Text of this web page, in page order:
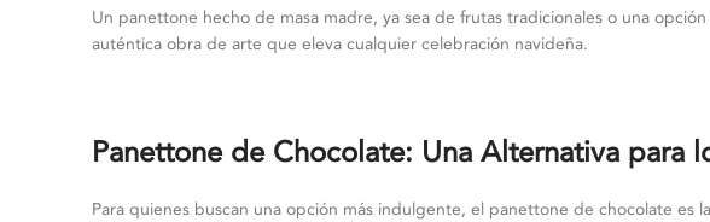
Un panettone hecho de masa madre, ya sea de frutas tradicionales o una
auténtica obra de arte que eleva cualquier celebración navideña.
Panettone de Chocolate: Una Alternativa para
Para quienes buscan una opción más indulgente, el panettone de chocolate es